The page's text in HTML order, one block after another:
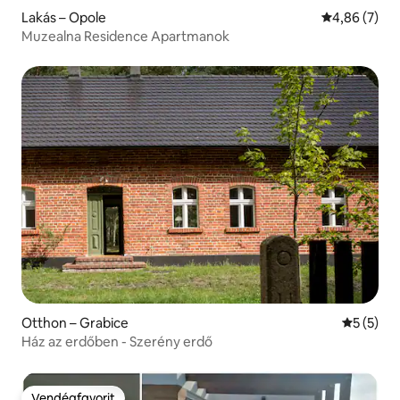
Lakás – Opole Átlagos
4,86 (7)
Muzealna Residence Apartmanok
Otthon – Grabice Átlagos
5 (5)
Ház az erdőben - Szerény erdő